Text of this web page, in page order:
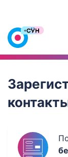
Work.ua